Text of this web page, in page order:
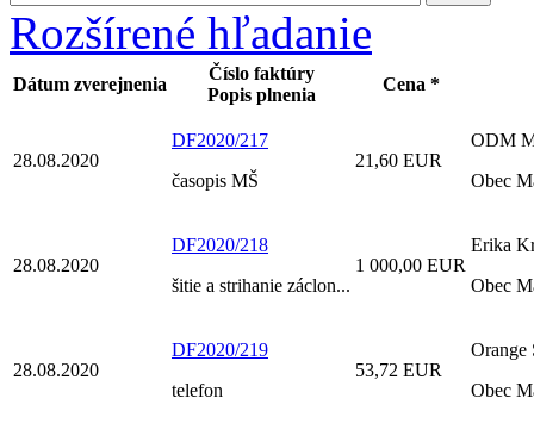
Rozšírené hľadanie
Dátum zverejnenia
Číslo faktúry
Popis plnenia
Cena *
28.08.2020
DF2020/217
časopis MŠ
21,60 EUR
ODM
Obec
28.08.2020
DF2020/218
šitie a strihanie záclon...
1 000,00 EUR
Erika
Obec
28.08.2020
DF2020/219
telefon
53,72 EUR
Orange
Obec